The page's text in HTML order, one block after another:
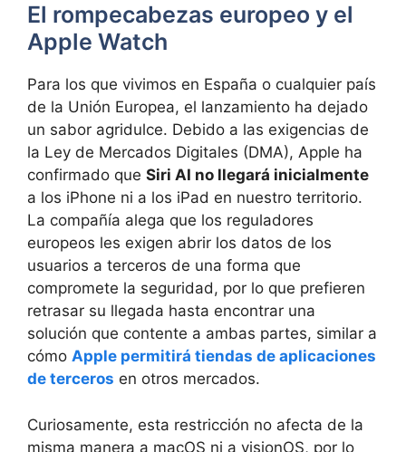
El rompecabezas europeo y el
Apple Watch
Para los que vivimos en España o cualquier país
de la Unión Europea, el lanzamiento ha dejado
un sabor agridulce. Debido a las exigencias de
la Ley de Mercados Digitales (DMA), Apple ha
confirmado que Siri AI no llegará inicialmente
a los iPhone ni a los iPad en nuestro territorio.
La compañía alega que los reguladores
europeos les exigen abrir los datos de los
usuarios a terceros de una forma que
compromete la seguridad, por lo que prefieren
retrasar su llegada hasta encontrar una
solución que contente a ambas partes, similar a
cómo Apple permitirá tiendas de aplicaciones
de terceros en otros mercados.
Curiosamente, esta restricción no afecta de la
misma manera a macOS ni a visionOS, por lo